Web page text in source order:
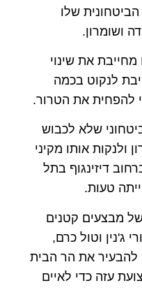
שלו
ושומרון.
את שינוי
לנקוט בכמה
להפחית את הטרור.
שלא לכבוש
ולנקות אותו מקיני
דיזינגוף בתל
טעות.
מבצעים קטנים
ג'נין וטול כרם,
להבעיר את הר הבית
עזה כדי לאיים